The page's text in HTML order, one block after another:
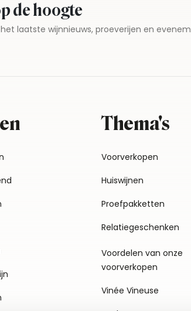
de hoogte
laatste wijnnieuws, proeverijen en
Thema's
Voorverkopen
Huiswijnen
Proefpakketten
Relatiegeschenken
Voordelen van onze
voorverkopen
Vinée Vineuse